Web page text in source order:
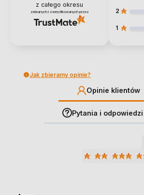
z całego okresu
zebranych i zweryfikowanych przez 2
1
Jak zbieramy opinie?
Opinie klientów
Pytania i